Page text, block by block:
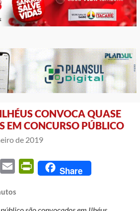
CONVOCA QUASE
EM CONCURSO PÚBLICO
de 2019
Twitter Email PrintFriendly
Share